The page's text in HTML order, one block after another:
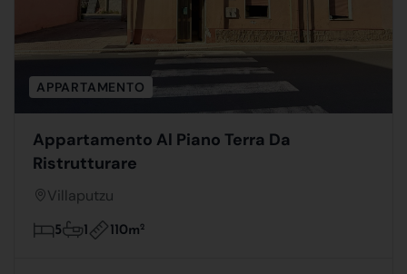
APPARTAMENTO
Appartamento Al Piano Terra Da
Ristrutturare
Villaputzu
5 1 110m2